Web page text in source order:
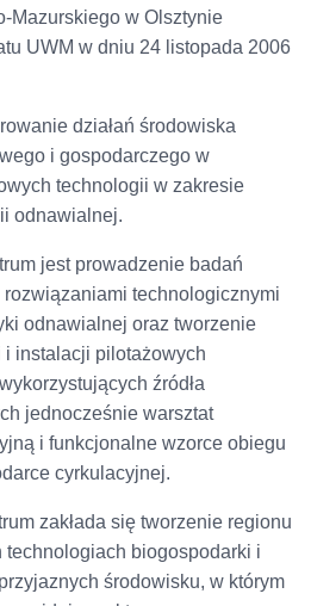
Mazurskiego w Olsztynie
UWM w dniu 24 listopada 2006
działań środowiska
i gospodarczego w
technologii w zakresie
odnawialnej.
jest prowadzenie badań
technologicznymi
odnawialnej oraz tworzenie
instalacji pilotażowych
źródła
jednocześnie warsztat
i funkcjonalne wzorce obiegu
cyrkulacyjnej.
zakłada się tworzenie regionu
biogospodarki i
środowisku, w którym